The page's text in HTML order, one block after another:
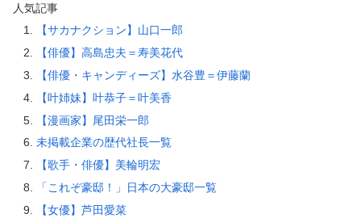
人気記事
【サカナクション】山口一郎
【俳優】高島忠夫＝寿美花代
【俳優・キャンディーズ】水谷豊＝伊藤蘭
【叶姉妹】叶恭子＝叶美香
【漫画家】尾田栄一郎
未掲載企業の歴代社長一覧
【歌手・俳優】美輪明宏
「これぞ豪邸！」日本の大豪邸一覧
【女優】芦田愛菜